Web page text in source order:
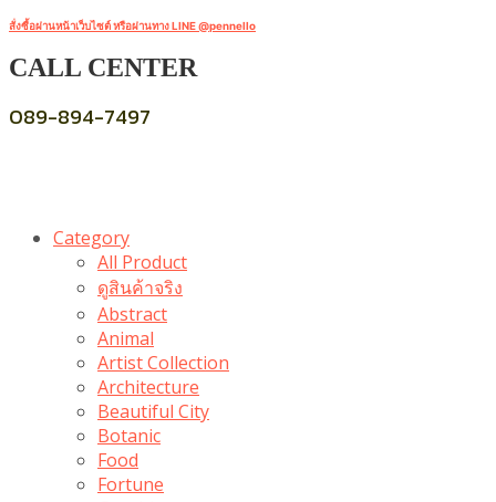
สั่งซื้อผ่านหน้าเว็บไซต์ หรือผ่านทาง LINE @pennello
CALL CENTER
089-894-7497
Category
All Product
ดูสินค้าจริง
Abstract
Animal
Artist Collection
Architecture
Beautiful City
Botanic
Food
Fortune